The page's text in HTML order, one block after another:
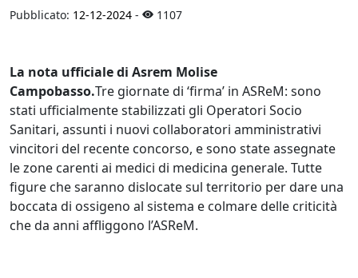
Pubblicato: 12-12-2024 - 1107
La nota ufficiale di Asrem Molise
Campobasso.Tre giornate di ‘firma’ in ASReM: sono
stati ufficialmente stabilizzati gli Operatori Socio
Sanitari, assunti i nuovi collaboratori amministrativi
vincitori del recente concorso, e sono state assegnate
le zone carenti ai medici di medicina generale. Tutte
figure che saranno dislocate sul territorio per dare una
boccata di ossigeno al sistema e colmare delle criticità
che da anni affliggono l’ASReM.